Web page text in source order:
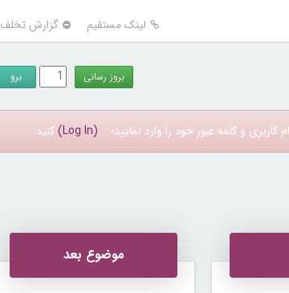
لینک مستقیم گزارش تخلف
و کلمه عبور خود را وارد نمایید؛ (Log In) کنید.
موضوع بعد